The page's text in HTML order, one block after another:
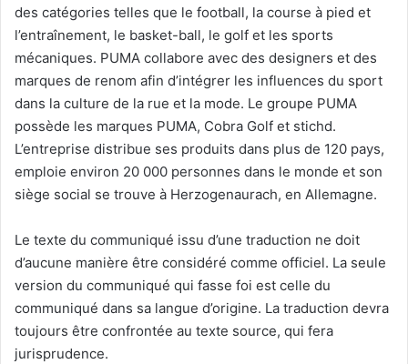
des catégories telles que le football, la course à pied et
l’entraînement, le basket-ball, le golf et les sports
mécaniques. PUMA collabore avec des designers et des
marques de renom afin d’intégrer les influences du sport
dans la culture de la rue et la mode. Le groupe PUMA
possède les marques PUMA, Cobra Golf et stichd.
L’entreprise distribue ses produits dans plus de 120 pays,
emploie environ 20 000 personnes dans le monde et son
siège social se trouve à Herzogenaurach, en Allemagne.
Le texte du communiqué issu d’une traduction ne doit
d’aucune manière être considéré comme officiel. La seule
version du communiqué qui fasse foi est celle du
communiqué dans sa langue d’origine. La traduction devra
toujours être confrontée au texte source, qui fera
jurisprudence.